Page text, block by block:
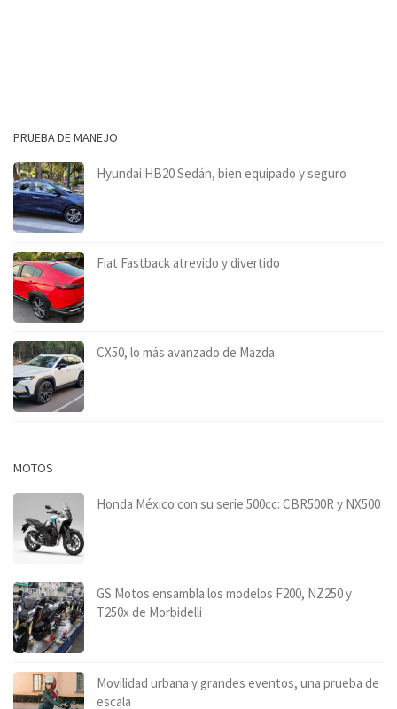
PRUEBA DE MANEJO
Hyundai HB20 Sedán, bien equipado y seguro
Fiat Fastback atrevido y divertido
CX50, lo más avanzado de Mazda
MOTOS
Honda México con su serie 500cc: CBR500R y NX500
GS Motos ensambla los modelos F200, NZ250 y
T250x de Morbidelli
Movilidad urbana y grandes eventos, una prueba de
escala